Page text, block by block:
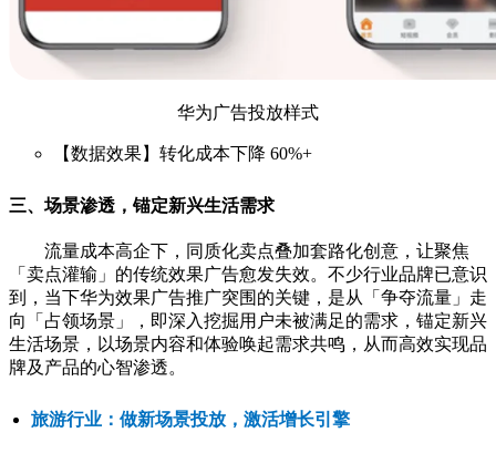
华为广告投放样式
【数据效果】转化成本下降 60%+
三、场景渗透，锚定新兴生活需求
流量成本高企下，同质化卖点叠加套路化创意，让聚焦
「卖点灌输」的传统效果广告愈发失效。不少行业品牌已意识
到，当下华为效果广告推广突围的关键，是从「争夺流量」走
向「占领场景」，即深入挖掘用户未被满足的需求，锚定新兴
生活场景，以场景内容和体验唤起需求共鸣，从而高效实现品
牌及产品的心智渗透。
旅游行业：做新场景投放，激活增长引擎